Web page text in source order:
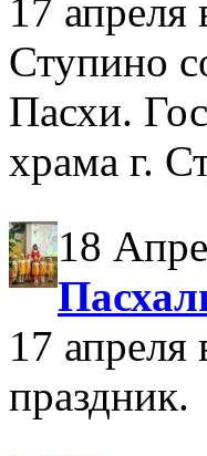
17
Ступино
Пасхи.
храма г.
18
17
праздник.